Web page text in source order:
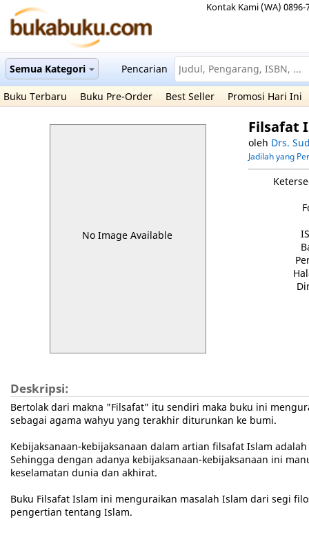
Kontak Kami (WA) 0896-
Semua Kategori Pencarian
Buku Terbaru Buku Pre-Order Best Seller Promosi Hari Ini
No Image Available
Filsafat
oleh Drs.
Jadilah yang
Deskripsi:
Bertolak dari makna "Filsafat" itu sendiri maka buku ini
sebagai agama wahyu yang terakhir diturunkan ke bumi.
Kebijaksanaan-kebijaksanaan dalam artian filsafat Islam
Sehingga dengan adanya kebijaksanaan-kebijaksanaan ini
keselamatan dunia dan akhirat.
Buku Filsafat Islam ini menguraikan masalah Islam dari segi
pengertian tentang Islam.